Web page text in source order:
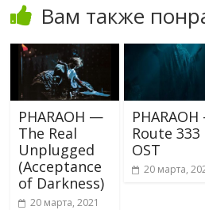
Вам также
PHARAOH —
The Real
Unplugged
(Acceptance
of Darkness)
20 марта, 2021
Route 333
OST
20 марта,